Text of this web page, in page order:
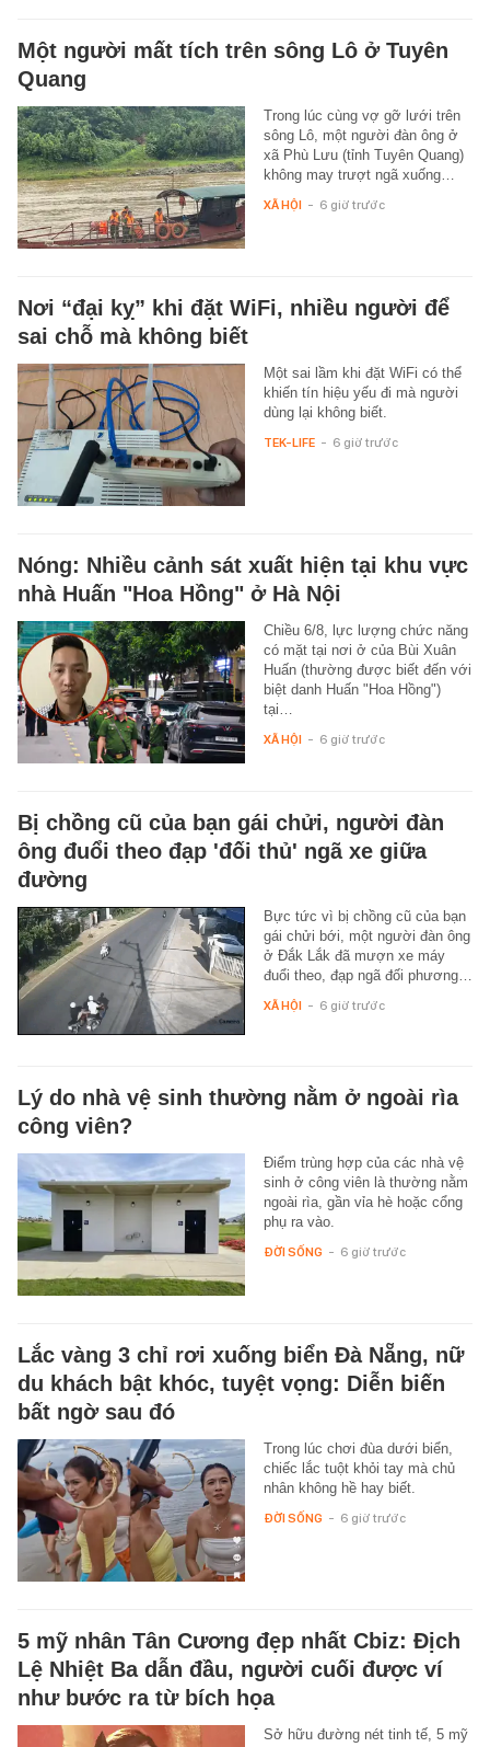
Một người mất tích trên sông Lô ở Tuyên
Quang
Trong lúc cùng vợ gỡ lưới trên
sông Lô, một người đàn ông ở
xã Phù Lưu (tỉnh Tuyên Quang)
không may trượt ngã xuống…
XÃ HỘI - 6 giờ trước
Nơi “đại kỵ” khi đặt WiFi, nhiều người để
sai chỗ mà không biết
Một sai lầm khi đặt WiFi có thể
khiến tín hiệu yếu đi mà người
dùng lại không biết.
TEK-LIFE - 6 giờ trước
Nóng: Nhiều cảnh sát xuất hiện tại khu vực
nhà Huấn "Hoa Hồng" ở Hà Nội
Chiều 6/8, lực lượng chức năng
có mặt tại nơi ở của Bùi Xuân
Huấn (thường được biết đến với
biệt danh Huấn "Hoa Hồng")
tại…
XÃ HỘI - 6 giờ trước
Bị chồng cũ của bạn gái chửi, người đàn
ông đuổi theo đạp 'đối thủ' ngã xe giữa
đường
Bực tức vì bị chồng cũ của bạn
gái chửi bới, một người đàn ông
ở Đắk Lắk đã mượn xe máy
đuổi theo, đạp ngã đối phương…
XÃ HỘI - 6 giờ trước
Lý do nhà vệ sinh thường nằm ở ngoài rìa
công viên?
Điểm trùng hợp của các nhà vệ
sinh ở công viên là thường nằm
ngoài rìa, gần vỉa hè hoặc cổng
phụ ra vào.
ĐỜI SỐNG - 6 giờ trước
Lắc vàng 3 chỉ rơi xuống biển Đà Nẵng, nữ
du khách bật khóc, tuyệt vọng: Diễn biến
bất ngờ sau đó
Trong lúc chơi đùa dưới biển,
chiếc lắc tuột khỏi tay mà chủ
nhân không hề hay biết.
ĐỜI SỐNG - 6 giờ trước
5 mỹ nhân Tân Cương đẹp nhất Cbiz: Địch
Lệ Nhiệt Ba dẫn đầu, người cuối được ví
như bước ra từ bích họa
Sở hữu đường nét tinh tế, 5 mỹ